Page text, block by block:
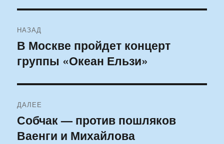
по
записям
НАЗАД
Предыдущая
запись:
В Москве пройдет концерт
группы «Океан Ельзи»
ДАЛЕЕ
Следующая
запись:
Собчак — против пошляков
Ваенги и Михайлова